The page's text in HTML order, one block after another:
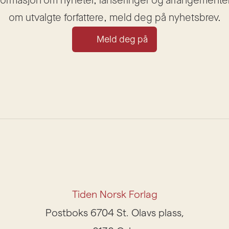
om utvalgte forfattere, meld deg på nyhetsbrev.
Meld deg på
Tiden Norsk Forlag
Postboks 6704 St. Olavs plass,